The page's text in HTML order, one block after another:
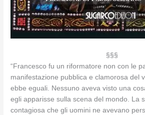
§§§
“Francesco fu un riformatore non con le
manifestazione pubblica e clamorosa del
ebbe eguali. Nessuno aveva visto una
egli apparisse sulla scena del mondo. La
contagiosa che gli uomini ne avevano